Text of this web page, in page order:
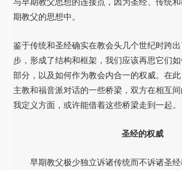
期教父的思想中。
鉴于传统和圣经确实在教会头几个世纪时跨
步，形成了结构和框架，我们应该再思它们
部分，以及如何作为教会内合一的权威。在
主教和福音派对话的一些桥梁，双方在相互
我定义方面，或许能借着这些桥梁走到一起。
圣经的权威
早期教父极少独立诉诸传统而不诉诸圣经